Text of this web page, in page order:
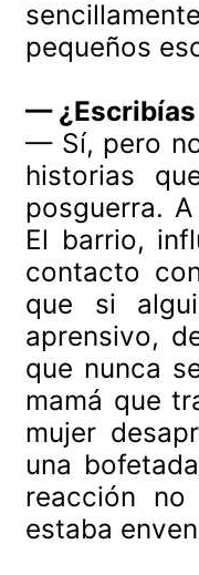
pequeños
—
— Sí, pero
historias
posguerra.
El barrio,
contacto
que si
aprensivo,
que nunca
mamá que
mujer
una
reacción
estaba